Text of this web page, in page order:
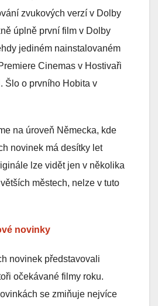
zvukových verzí v Dolby
úplně první film v Dolby
jediném nainstalovaném
Cinemas v Hostivaři
Šlo o prvního Hobita v
na úroveň Německa, kde
novinek má desítky let
lze vidět jen v několika
městech, nelze v tuto
novinky
novinek představovali
očekávané filmy roku.
se zmiňuje nejvíce